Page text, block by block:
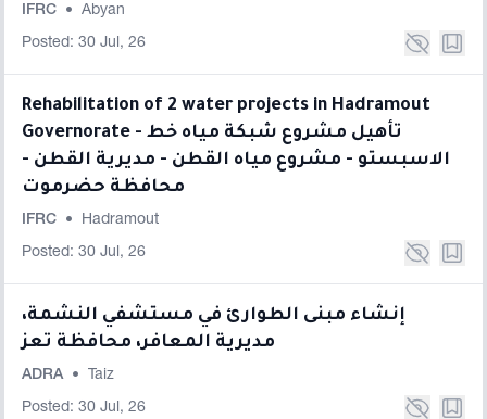
IFRC • Abyan
Posted: 30 Jul, 26
Rehabilitation of 2 water projects in Hadramout
Governorate - تأهيل مشروع شبكة مياه خط
الاسبستو - مشروع مياه القطن - مديرية القطن -
محافظة حضرموت
IFRC • Hadramout
Posted: 30 Jul, 26
إنشاء مبنى الطوارئ في مستشفي النشمة،
مديرية المعافر، محافظة تعز
ADRA • Taiz
Posted: 30 Jul, 26